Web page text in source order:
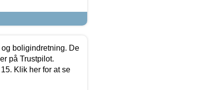
boligindretning. De
på Trustpilot.
Klik her for at se